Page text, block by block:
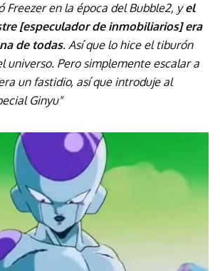
Freezer en la época del Bubble2, yel
[especulador de inmobiliarios] era
de todas. Así que lo hice el tiburón
universo. Pero simplemente escalar a
un fastidio, así que introduje al
Ginyu"